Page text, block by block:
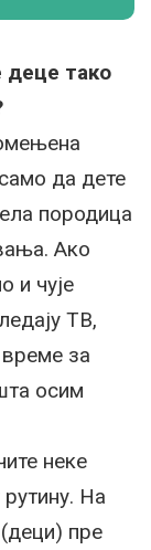
деце тако
да дете
породица
Ако
и чује
ТВ,
време за
осим
неке
На
пре